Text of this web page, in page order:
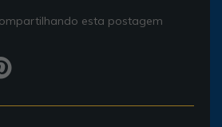
esta postagem